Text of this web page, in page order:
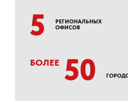
5 РЕГИОНАЛЬНЫХ
ОФИСОВ
БОЛЕЕ 50